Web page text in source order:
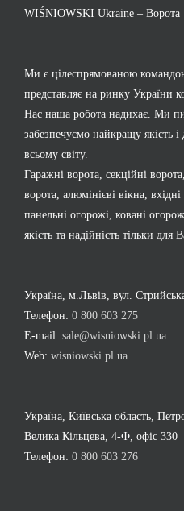
WIŚNIOWSKI Ukraine – Ворота
Ми є цілеспрямованою
представляє на ринку України
Нас наша робота надихає. Ми
забезпечуємо найкращу якість
всьому світу.
Гаражні ворота, секційні
ворота, алюмінієві вікна,
панельні огорожі, ковані
якість та надійність тільки для
Україна, м.Львів, вул.
Телефон: 0 800 603 275
E-mail: sale@wisniowski.pl.ua
Web: wisniowski.pl.ua
Україна, Київська область,
Велика Кільцева, 4-Ф, офіс 330
Телефон: 0 800 603 276